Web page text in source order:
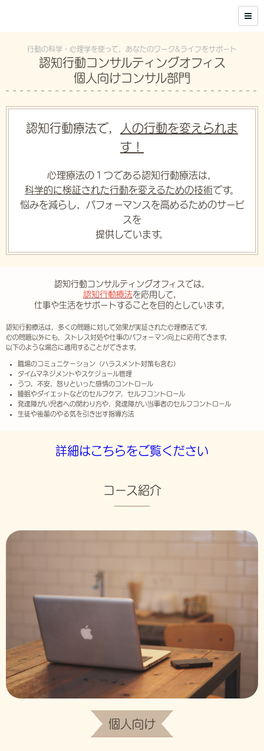
行動の科学・心理学を使って，あなたのワーク&ライフをサポート
認知行動コンサルティングオフィス
個人向けコンサル部門
認知行動療法で，
人の行動を変えられま
す！
心理療法の１つである認知行動療法は，
科学的に検証された行動を変えるための技術です。
悩みを減らし，パフォーマンスを高めるためのサービ
スを
提供しています。
認知行動コンサルティングオフィスでは，
認知行動療法を応用して，
仕事や生活をサポートすることを目的としています。
認知行動療法は，多くの問題に対して効果が実証された心理療法です。
心の問題以外にも，ストレス対処や仕事のパフォーマン向上に応用できます。
以下のような場合に適用することができます。
職場のコミュニケーション（ハラスメント対策も含む）
タイムマネジメントやスケジュール管理
うつ，不安，怒りといった感情のコントロール
睡眠やダイエットなどのセルフケア，セルフコントロール
発達障がい児者への関わり方や，発達障がい当事者のセルフコントロール
生徒や後輩のやる気を引き出す指導方法
詳細はこちらをご覧ください
コース紹介
個人向け